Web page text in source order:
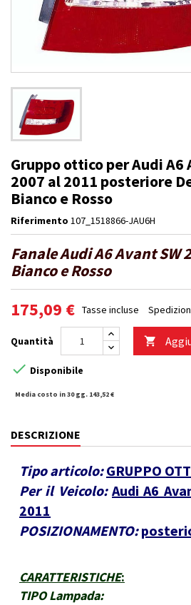
Gruppo ottico per Audi A6
2007 al 2011 posteriore
Bianco e Rosso
Riferimento 107_1518866-JAU6H
Fanale Audi A6 Avant SW
Bianco e Rosso
175,09 € Tasse incluse
Quantità 
 Disponibile
Media costo in 30 gg. 143,52 €
DESCRIZIONE
Tipo articolo: GRUPPO
Per il Veicolo: Audi A6
2011
POSIZIONAMENTO:
CARATTERISTICHE:
TIPO Lampada: